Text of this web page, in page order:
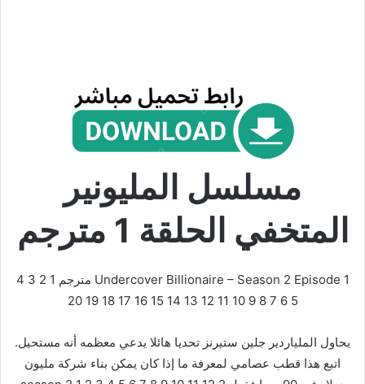
مسلسل المليونير
المتخفي الحلقة 1 مترجم
Undercover Billionaire – Season 2 Episode 1 مترجم 1 2 3 4
5 6 7 8 9 10 11 12 13 14 15 16 17 18 19 20
يحاول الملياردير جلين ستيرنز تحديا هائلا يدعي معظمه أنه مستحيل.
اتبع هذا قطب عصامي لمعرفة ما إذا كان يمكن بناء شركة مليون